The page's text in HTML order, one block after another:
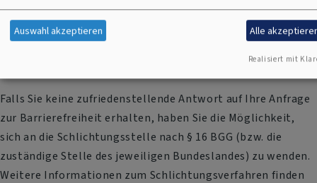
welche Seite und bei welcher Funktion Sie auf Barrieren
gestoßen sind. Kopieren Sie hierfür einfach den Link aus der
Falls Sie keine zufriedenstellende Antwort auf Ihre Anfrage
zur Barrierefreiheit erhalten, haben Sie die Möglichkeit,
sich an die Schlichtungsstelle nach § 16 BGG (bzw. die
zuständige Stelle des jeweiligen Bundeslandes) zu wenden.
Weitere Informationen zum Schlichtungsverfahren finden
Auswahl akzeptieren Alle
Realisiert mit